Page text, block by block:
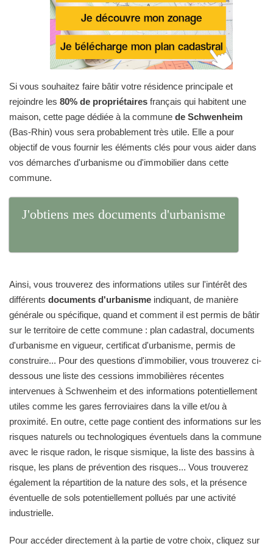
Si vous souhaitez faire bâtir votre résidence principale et
rejoindre les 80% de propriétaires français qui habitent une
maison, cette page dédiée à la commune de Schwenheim
(Bas-Rhin) vous sera probablement très utile. Elle a pour
objectif de vous fournir les éléments clés pour vous aider dans
vos démarches d'urbanisme ou d'immobilier dans cette
commune.
J'obtiens mes documents d'urbanisme
Ainsi, vous trouverez des informations utiles sur l'intérêt des
différents documents d'urbanisme indiquant, de manière
générale ou spécifique, quand et comment il est permis de bâtir
sur le territoire de cette commune : plan cadastral, documents
d'urbanisme en vigueur, certificat d'urbanisme, permis de
construire... Pour des questions d'immobilier, vous trouverez ci-
dessous une liste des cessions immobilières récentes
intervenues à Schwenheim et des informations potentiellement
utiles comme les gares ferroviaires dans la ville et/ou à
proximité. En outre, cette page contient des informations sur les
risques naturels ou technologiques éventuels dans la commune
avec le risque radon, le risque sismique, la liste des bassins à
risque, les plans de prévention des risques... Vous trouverez
également la répartition de la nature des sols, et la présence
éventuelle de sols potentiellement pollués par une activité
industrielle.
Pour accéder directement à la partie de votre choix, cliquez sur